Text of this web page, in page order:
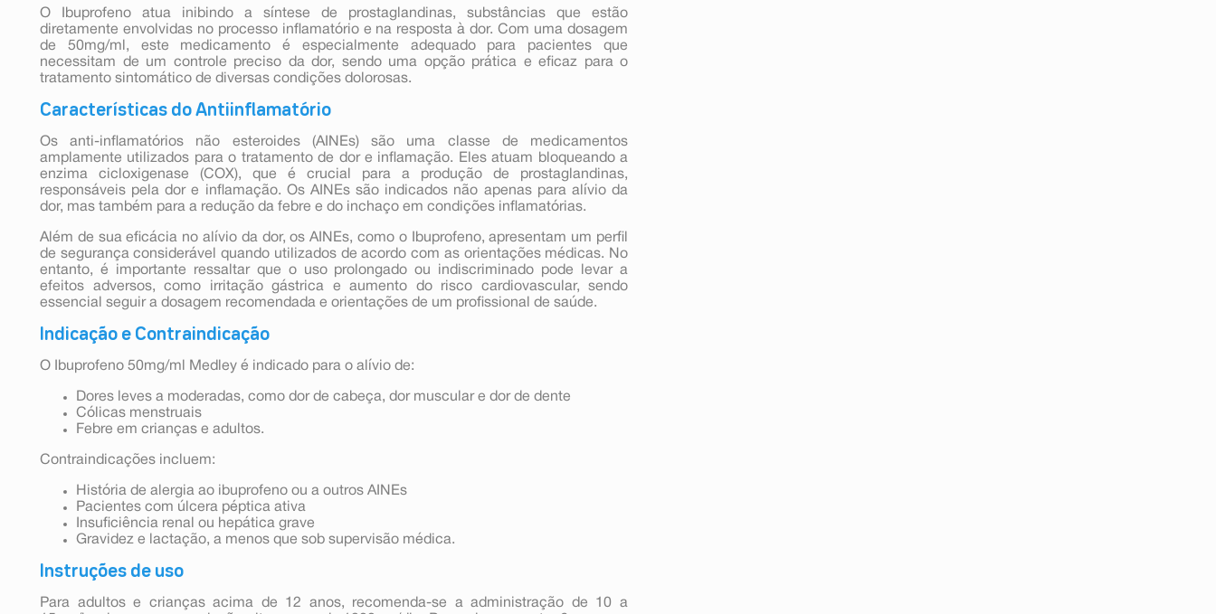
O Ibuprofeno atua inibindo a síntese de prostaglandinas, substâncias que estão
diretamente envolvidas no processo inflamatório e na resposta à dor. Com uma dosagem
de 50mg/ml, este medicamento é especialmente adequado para pacientes que
necessitam de um controle preciso da dor, sendo uma opção prática e eficaz para o
tratamento sintomático de diversas condições dolorosas.
Características do Antiinflamatório
Os anti-inflamatórios não esteroides (AINEs) são uma classe de medicamentos
amplamente utilizados para o tratamento de dor e inflamação. Eles atuam bloqueando a
enzima cicloxigenase (COX), que é crucial para a produção de prostaglandinas,
responsáveis pela dor e inflamação. Os AINEs são indicados não apenas para alívio da
dor, mas também para a redução da febre e do inchaço em condições inflamatórias.
Além de sua eficácia no alívio da dor, os AINEs, como o Ibuprofeno, apresentam um perfil
de segurança considerável quando utilizados de acordo com as orientações médicas. No
entanto, é importante ressaltar que o uso prolongado ou indiscriminado pode levar a
efeitos adversos, como irritação gástrica e aumento do risco cardiovascular, sendo
essencial seguir a dosagem recomendada e orientações de um profissional de saúde.
Indicação e Contraindicação
O Ibuprofeno 50mg/ml Medley é indicado para o alívio de:
Dores leves a moderadas, como dor de cabeça, dor muscular e dor de dente
Cólicas menstruais
Febre em crianças e adultos.
Contraindicações incluem:
História de alergia ao ibuprofeno ou a outros AINEs
Pacientes com úlcera péptica ativa
Insuficiência renal ou hepática grave
Gravidez e lactação, a menos que sob supervisão médica.
Instruções de uso
Para adultos e crianças acima de 12 anos, recomenda-se a administração de 10 a